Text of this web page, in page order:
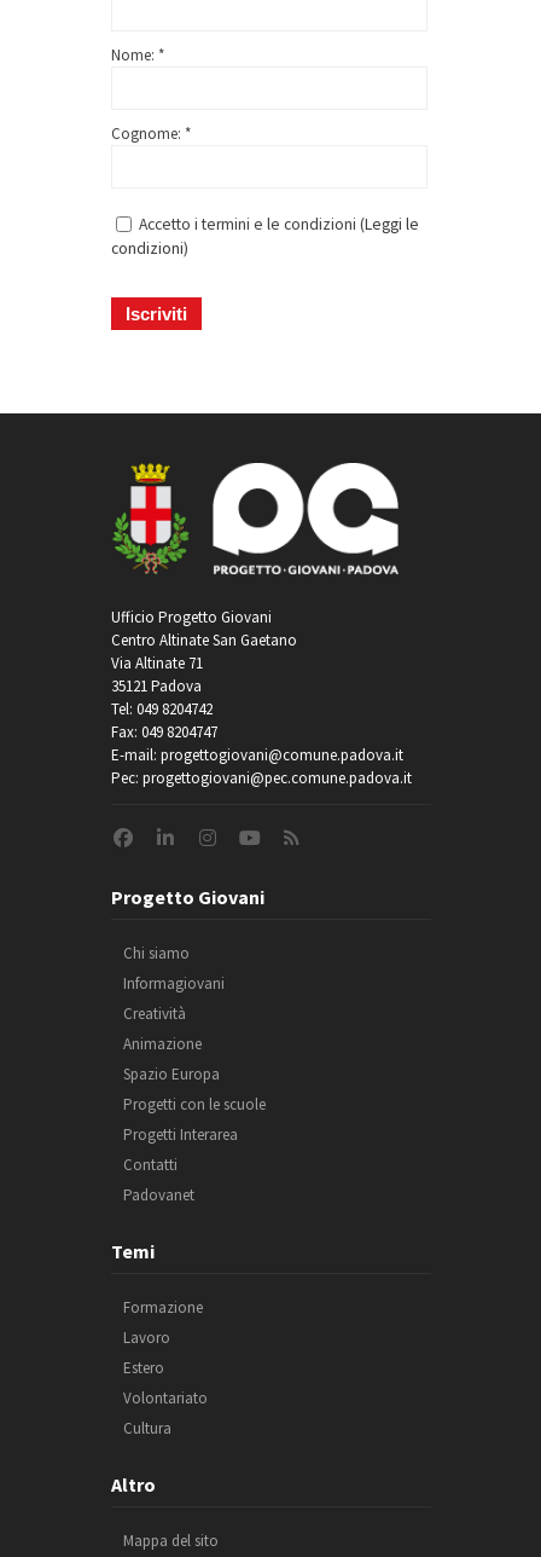
Nome: *
Cognome: *
Accetto i termini e le condizioni (Leggi le
condizioni)
Ufficio Progetto Giovani
Centro Altinate San Gaetano
Via Altinate 71
35121 Padova
Tel: 049 8204742
Fax: 049 8204747
E-mail: progettogiovani@comune.padova.it
Pec: progettogiovani@pec.comune.padova.it
Progetto Giovani
Chi siamo
Informagiovani
Creatività
Animazione
Spazio Europa
Progetti con le scuole
Progetti Interarea
Contatti
Padovanet
Temi
Formazione
Lavoro
Estero
Volontariato
Cultura
Altro
Mappa del sito